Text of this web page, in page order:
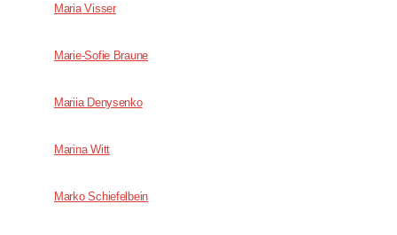
Maria Visser
Marie-Sofie Braune
Mariia Denysenko
Marina Witt
Marko Schiefelbein